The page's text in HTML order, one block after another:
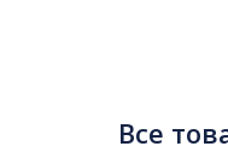
Все